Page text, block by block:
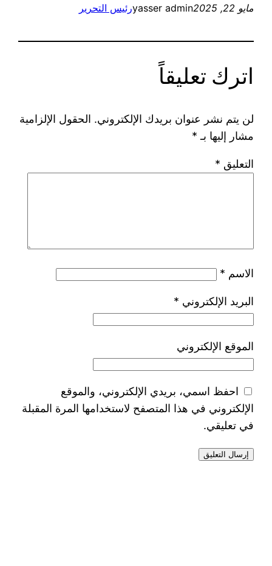
مايو 22, 2025 yasser adminرئيس التحرير
اترك تعليقاً
لن يتم نشر عنوان بريدك الإلكتروني. الحقول الإلزامية
مشار إليها بـ *
التعليق *
الاسم *
البريد الإلكتروني *
الموقع الإلكتروني
احفظ اسمي، بريدي الإلكتروني، والموقع
الإلكتروني في هذا المتصفح لاستخدامها المرة المقبلة
في تعليقي.